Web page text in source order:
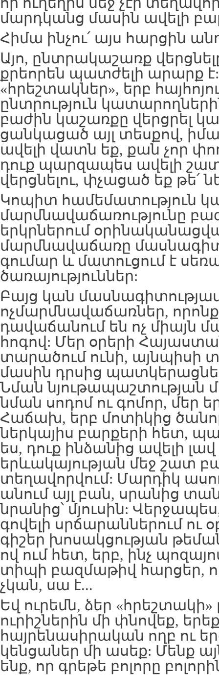
մարդկանց մասին ավելի
Հիմա ինչու՛ այս հարցին
Այո, ընտրակաշառք
քրեորեն պատժելի արարք
«հրեշտակներ», երբ
ընտրություն
բաժին կաշառքը վերցրել
ցանկացած այլ տեսքով,
ավելի վատն եք, քան չոր
դուք պարզապես ավելի շատ
վերցնելու, փչացած եք թե՛
Կոպիտ համեմատություն
մարմնավաճառությունը
երկրներում
մարմնավաճառը
գումար և մատուցում է
ծառայություններ:
Բայց կան
ոչմարմնավաճառներ,
դավաճանում են ոչ միայն
հոգով: Մեր օրերի
տարածում ունի, այնպիսի
մասին դրսից
Նման նյութապաշտության
նման սոդոմ ու գոմոր, մեր
Հաճախ, երբ մոտիկից
ներկայիս բարքերի հետ,
ես, դուք ինձանից ավելի
երևակայության մեջ շատ
տեղավորվում: Մարդիկ
անում այլ բան, սրանից
նրանից՝ մյուսին:
գովելի սրճարաններում ու
գիշեր խոսակցության
ով ում հետ, երբ, ինչ
տիպի բազմաթիվ հարցեր,
չկան, սա է...
Եվ ուրեմն, ձեր
ուրիշներին մի փնովեք,
հայրենասիրական ողբ ու
կենցաներ մի ասեք: Մենք
ենք, որ գրեթե բոլորը